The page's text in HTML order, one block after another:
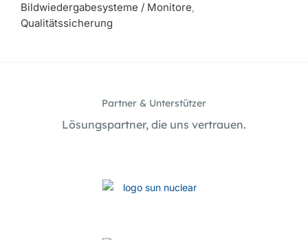
Bildwiedergabesysteme / Monitore
Qualitätssicherung
Partner & Unterstützer
Lösungspartner, die uns vertrauen.